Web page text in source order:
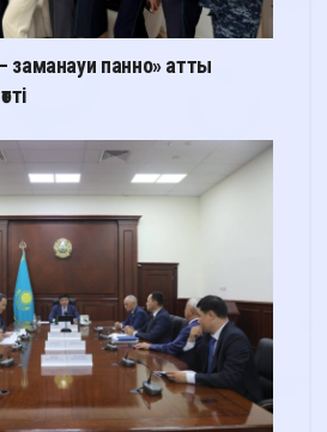
панно» атты